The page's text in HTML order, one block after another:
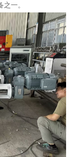
一。